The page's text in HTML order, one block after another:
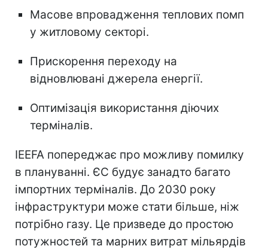
Масове впровадження теплових помп
у житловому секторі.
Прискорення переходу на
відновлювані джерела енергії.
Оптимізація використання діючих
терміналів.
IEEFA попереджає про можливу помилку
в плануванні. ЄС будує занадто багато
імпортних терміналів. До 2030 року
інфраструктури може стати більше, ніж
потрібно газу. Це призведе до простою
потужностей та марних витрат мільярдів